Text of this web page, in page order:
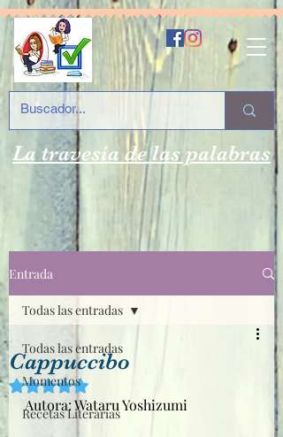
La travesía de las palabras
Entrada
Todas las entradas
Momentos
Recetas Literarias
Todas las entradas
Cappuccibo
Obtuvo NaN de 5 estrellas.
Autora: Wataru Yoshizumi